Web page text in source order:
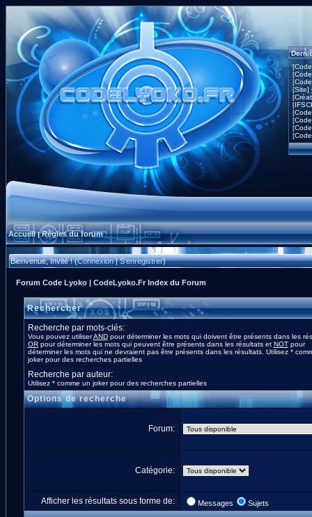
[Site]
Accueil|Règles du forum
Bienvenue, Invité ! (Connexion|S'enregistrer)
Forum Code Lyoko | CodeLyoko.Fr Index du Forum
Rechercher
Recherche par mots-clés:
Vous pouvez utiliserANDpour déterminer les mots qui doivent être présents dans les
ORpour déterminer les mots qui peuvent être présents dans les résultats et NOTpour
déterminer les mots qui ne devraient pas être présents dans les résultats. Utilisez *
joker pour des recherches partielles
Recherche par auteur:
Utilisez * comme un joker pour des recherches partielles
Options de recherche
Forum:
Catégorie:
Afficher les résultats sous forme de: Messages Sujets